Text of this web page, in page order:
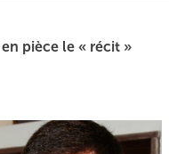
pièce le « récit »